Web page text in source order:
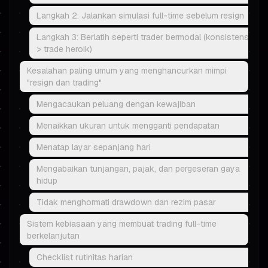
Langkah 2: Jalankan simulasi full-time sebelum resign
Langkah 3: Berlatih seperti trader bermodal (konsistensi
> trade heroik)
Kesalahan paling umum yang menghancurkan mimpi
"resign dan trading"
Mengacaukan peluang dengan kewajiban
Menaikkan ukuran untuk mengganti pendapatan
Menatap layar sepanjang hari
Mengabaikan tunjangan, pajak, dan pergeseran gaya
hidup
Tidak menghormati drawdown dan rezim pasar
Sistem kebiasaan yang membuat trading full-time
berkelanjutan
Checklist rutinitas harian